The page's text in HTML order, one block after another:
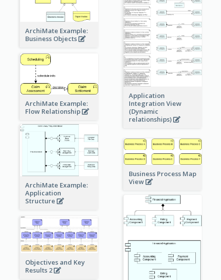
Application
Integration View
(Dynamic
relationships)
ArchiMate Example:
Business Objects
ArchiMate Example:
Flow Relationship
ArchiMate Example:
Application
Structure
Business Process Map
View
Objectives and Key
Results 2